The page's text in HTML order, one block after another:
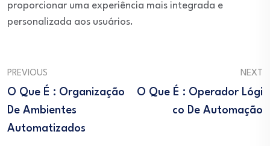
proporcionar uma experiência mais integrada e
personalizada aos usuários.
PREVIOUS
O Que É : Organização
De Ambientes
Automatizados
NEXT
O Que É : Operador Lógi
Co De Automação